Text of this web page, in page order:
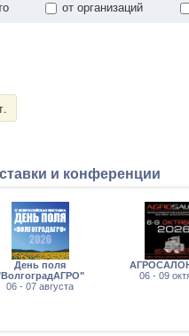
от организаций
и конференции
День поля
06 - 07 августа
06 - 09